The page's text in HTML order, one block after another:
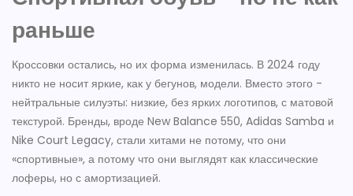
раньше
Кроссовки остались, но их форма изменилась. В 2024 году
никто не носит яркие, как у бегунов, модели. Вместо этого -
нейтральные силуэты: низкие, без ярких логотипов, с матовой
текстурой. Бренды, вроде New Balance 550, Adidas Samba и
Nike Court Legacy, стали хитами не потому, что они
«спортивные», а потому что они выглядят как классические
лоферы, но с амортизацией.